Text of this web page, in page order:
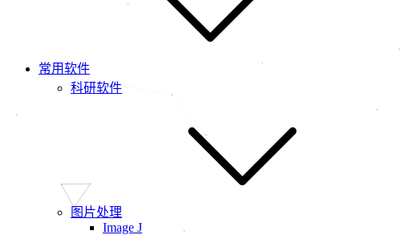
常用软件
科研软件
图片处理
Image J